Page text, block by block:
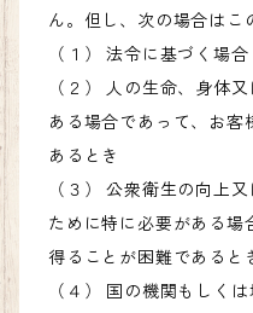
ん。但し、次の場合はこ
（１） 法令に基づく場合
（２） 人の生命、身体
ある場合であって、お客
あるとき
（３） 公衆衛生の向上
ために特に必要がある場
得ることが困難であると
（４） 国の機関もしく